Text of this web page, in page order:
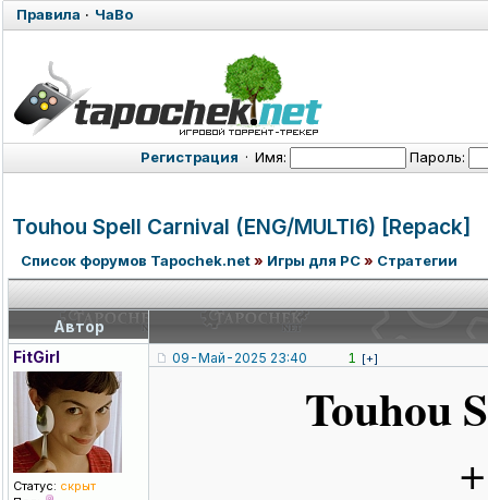
Правила · ЧаВо
Регистрация · Имя: Пароль:
Touhou Spell Carnival (ENG/MULTI6) [Repack]
Список форумов Tapochek.net» Игры для PC» Стратегии
Автор
FitGirl
Статус: скрыт
09-Май-2025 23:40 1 [+]
Touhou